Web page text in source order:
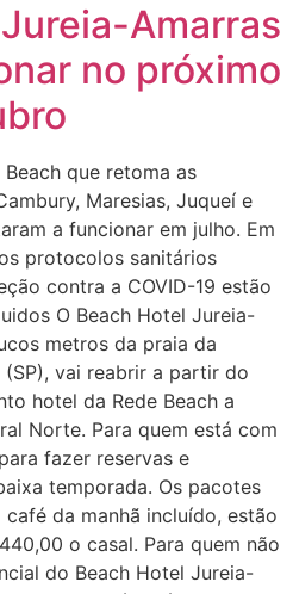
Amarras
no próximo
que retoma as
Maresias, Juqueí e
a funcionar em julho. Em
protocolos sanitários
contra a COVID-19 estão
O Beach Hotel Jureia-
metros da praia da
vai reabrir a partir do
hotel da Rede Beach a
Norte. Para quem está com
fazer reservas e
temporada. Os pacotes
da manhã incluído, estão
o casal. Para quem não
do Beach Hotel Jureia-